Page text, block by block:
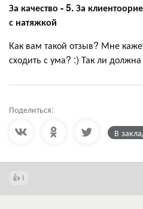
За качество - 5. За
с натяжкой
Как вам такой отзыв? Мне
сходить с ума? :) Так ли
Поделиться:
В
1